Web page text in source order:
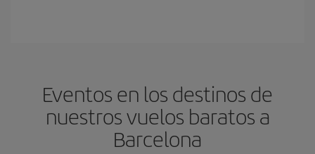
Eventos en los destinos de
nuestros vuelos baratos a
Barcelona